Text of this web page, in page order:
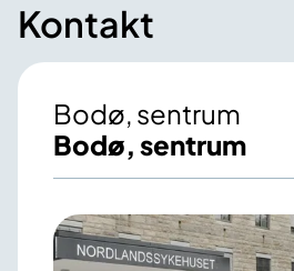
Kontakt
Bodø, sentrum
Bodø, sentrum